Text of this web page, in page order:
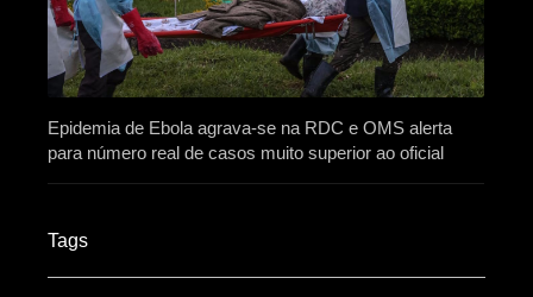
Epidemia de Ebola agrava-se na RDC e OMS alerta
para número real de casos muito superior ao oficial
Tags